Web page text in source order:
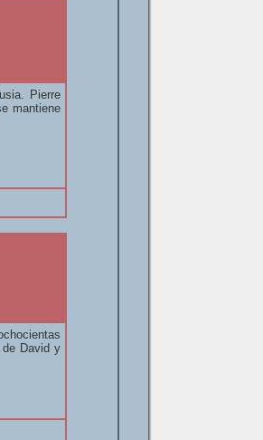
Pierre
mantiene
de David y